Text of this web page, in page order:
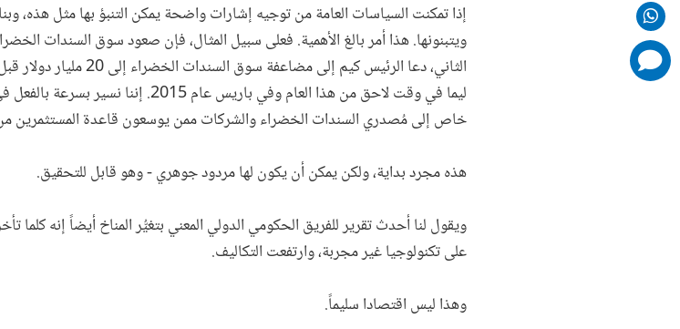
إذا تمكنت السياسات العامة من توجيه إشارات واضحة يمكن التنبؤ بها مثل هذه،
ويتبنونها. هذا أمر بالغ الأهمية.‏ فعلى سبيل المثال، فإن صعود سوق السندات
الثاني، دعا الرئيس كيم
ليما في وقت لاحق من هذا العام وفي
خاص إلى مُصدري السندات الخضراء والشركات ممن يوسعون قاعدة المستثمرين
هذه مجرد بداية، ولكن يمكن أن يكون لها مردود جوهري - وهو قابل للتحقيق.
ويقول لنا أحدث تقرير للفريق الحكومي الدولي المعني بتغيُّر المناخ أيضاً إنه كلما
على تكنولوجيا غير مجربة، وارتفعت التكاليف.
وهذا ليس اقتصادا سليماً.
comments
added